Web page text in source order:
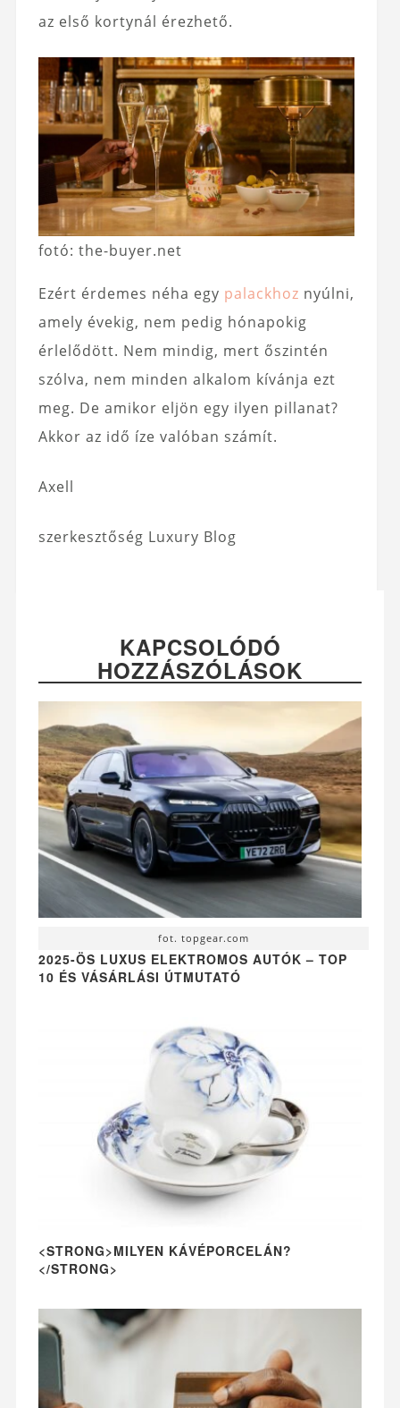
az első kortynál érezhető.
fotó: the-buyer.net
Ezért érdemes néha egy palackhoz nyúlni,
amely évekig, nem pedig hónapokig
érlelődött. Nem mindig, mert őszintén
szólva, nem minden alkalom kívánja ezt
meg. De amikor eljön egy ilyen pillanat?
Akkor az idő íze valóban számít.
Axell
szerkesztőség Luxury Blog
KAPCSOLÓDÓ
HOZZÁSZÓLÁSOK
fot. topgear.com
2025-ÖS LUXUS ELEKTROMOS AUTÓK – TOP
10 ÉS VÁSÁRLÁSI ÚTMUTATÓ
<STRONG>MILYEN KÁVÉPORCELÁN?
</STRONG>